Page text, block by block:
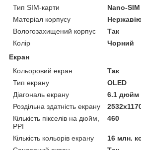
Тип SIM-карти
Nano-SIM
Матеріал корпусу
Вологозахищений корпус
Так
Колір
Чорний
Екран
Кольоровий екран
Так
Тип екрану
OLED
Діагональ екрану
6.1 дюйм
Роздільна здатність екрану
Кількість пікселів на дюйм,
PPI
460
Кількість кольорів екрану
16 млн.